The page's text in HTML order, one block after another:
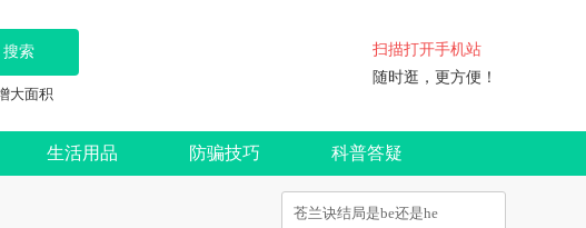
大面积
扫描打开手机站
随时逛，更方便！
生活用品 防骗技巧 科普答疑